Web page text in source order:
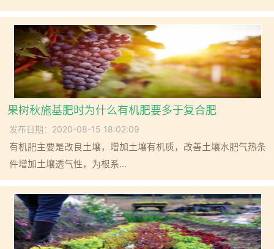
果树秋施基肥时为什么有机肥要多于复合肥
发布日期：2020-08-15 18:02:09
有机肥主要是改良土壤，增加土壤有机质，改善土壤水肥气热条
件增加土壤透气性，为根系...